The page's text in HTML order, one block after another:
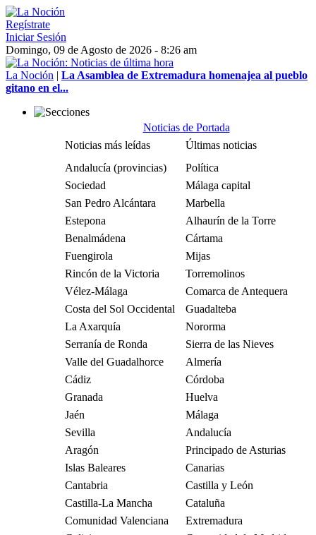
Regístrate
Iniciar Sesión
Domingo, 09 de Agosto de 2026 - 8:26 am
La Noción | La Asamblea de Extremadura homenajea al pueblo
gitano en el...
Noticias de Portada
Noticias más leídas
Últimas noticias
Andalucía (provincias)
Política
Sociedad
Málaga capital
San Pedro Alcántara
Marbella
Estepona
Alhaurín de la Torre
Benalmádena
Cártama
Fuengirola
Mijas
Rincón de la Victoria
Torremolinos
Vélez-Málaga
Comarca de Antequera
Costa del Sol Occidental
Guadalteba
La Axarquía
Nororma
Serranía de Ronda
Sierra de las Nieves
Valle del Guadalhorce
Almería
Cádiz
Córdoba
Granada
Huelva
Jaén
Málaga
Sevilla
Andalucía
Aragón
Principado de Asturias
Islas Baleares
Canarias
Cantabria
Castilla y León
Castilla-La Mancha
Cataluña
Comunidad Valenciana
Extremadura